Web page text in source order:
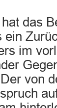
das
ein
im
von